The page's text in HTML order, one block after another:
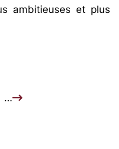
ambitieuses et plus
…